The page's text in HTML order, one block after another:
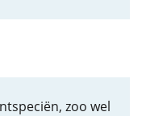
zoo wel